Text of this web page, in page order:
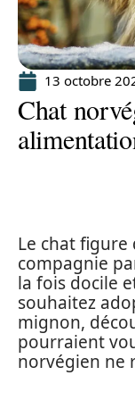
13 octobre
Chat
Le chat figure
compagnie
la fois docile
souhaitez
mignon,
pourraient
norvégien ne